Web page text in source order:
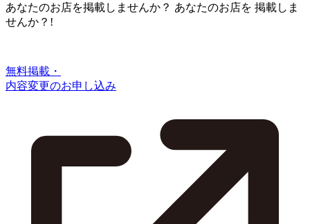
あなたのお店を掲載しませんか？ あなたのお店を 掲載しま
せんか？!
無料掲載・
内容変更のお申し込み